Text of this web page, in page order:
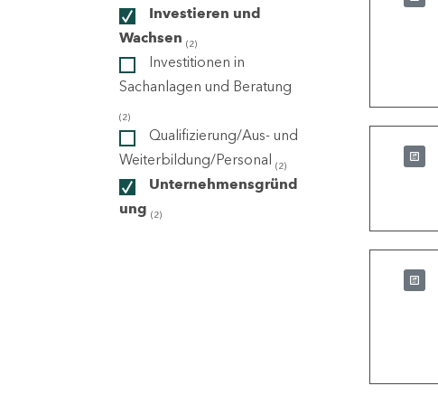
Investieren und
Wachsen (2)
Investitionen in
Sachanlagen und Beratung
(2)
Qualifizierung/Aus- und
Weiterbildung/Personal (2)
Unternehmensgründ
ung (2)